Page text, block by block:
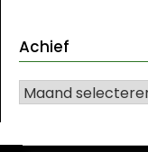
Achief
Achief